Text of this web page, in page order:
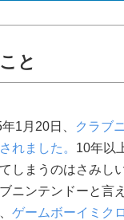
と
1月20日、
クラブ
れました。 10年以
しまうのはさみし
ニンテンドーと言
ゲームボーイミク